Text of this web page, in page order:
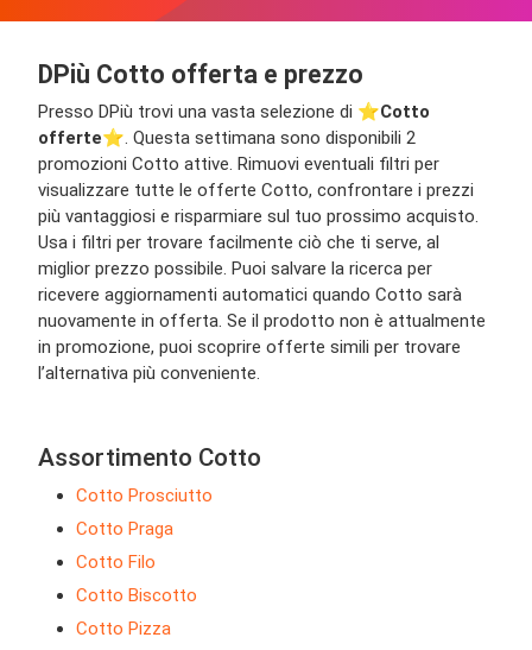
DPiù Cotto offerta e prezzo
Presso DPiù trovi una vasta selezione di ⭐️Cotto
offerte⭐️. Questa settimana sono disponibili 2
promozioni Cotto attive. Rimuovi eventuali filtri per
visualizzare tutte le offerte Cotto, confrontare i prezzi
più vantaggiosi e risparmiare sul tuo prossimo acquisto.
Usa i filtri per trovare facilmente ciò che ti serve, al
miglior prezzo possibile. Puoi salvare la ricerca per
ricevere aggiornamenti automatici quando Cotto sarà
nuovamente in offerta. Se il prodotto non è attualmente
in promozione, puoi scoprire offerte simili per trovare
l’alternativa più conveniente.
Assortimento Cotto
Cotto Prosciutto
Cotto Praga
Cotto Filo
Cotto Biscotto
Cotto Pizza